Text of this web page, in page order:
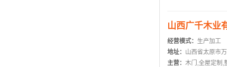
山西广千木业
经营模式： 生产加工
地址： 山西省太原市
主营：木门,全屋定制,